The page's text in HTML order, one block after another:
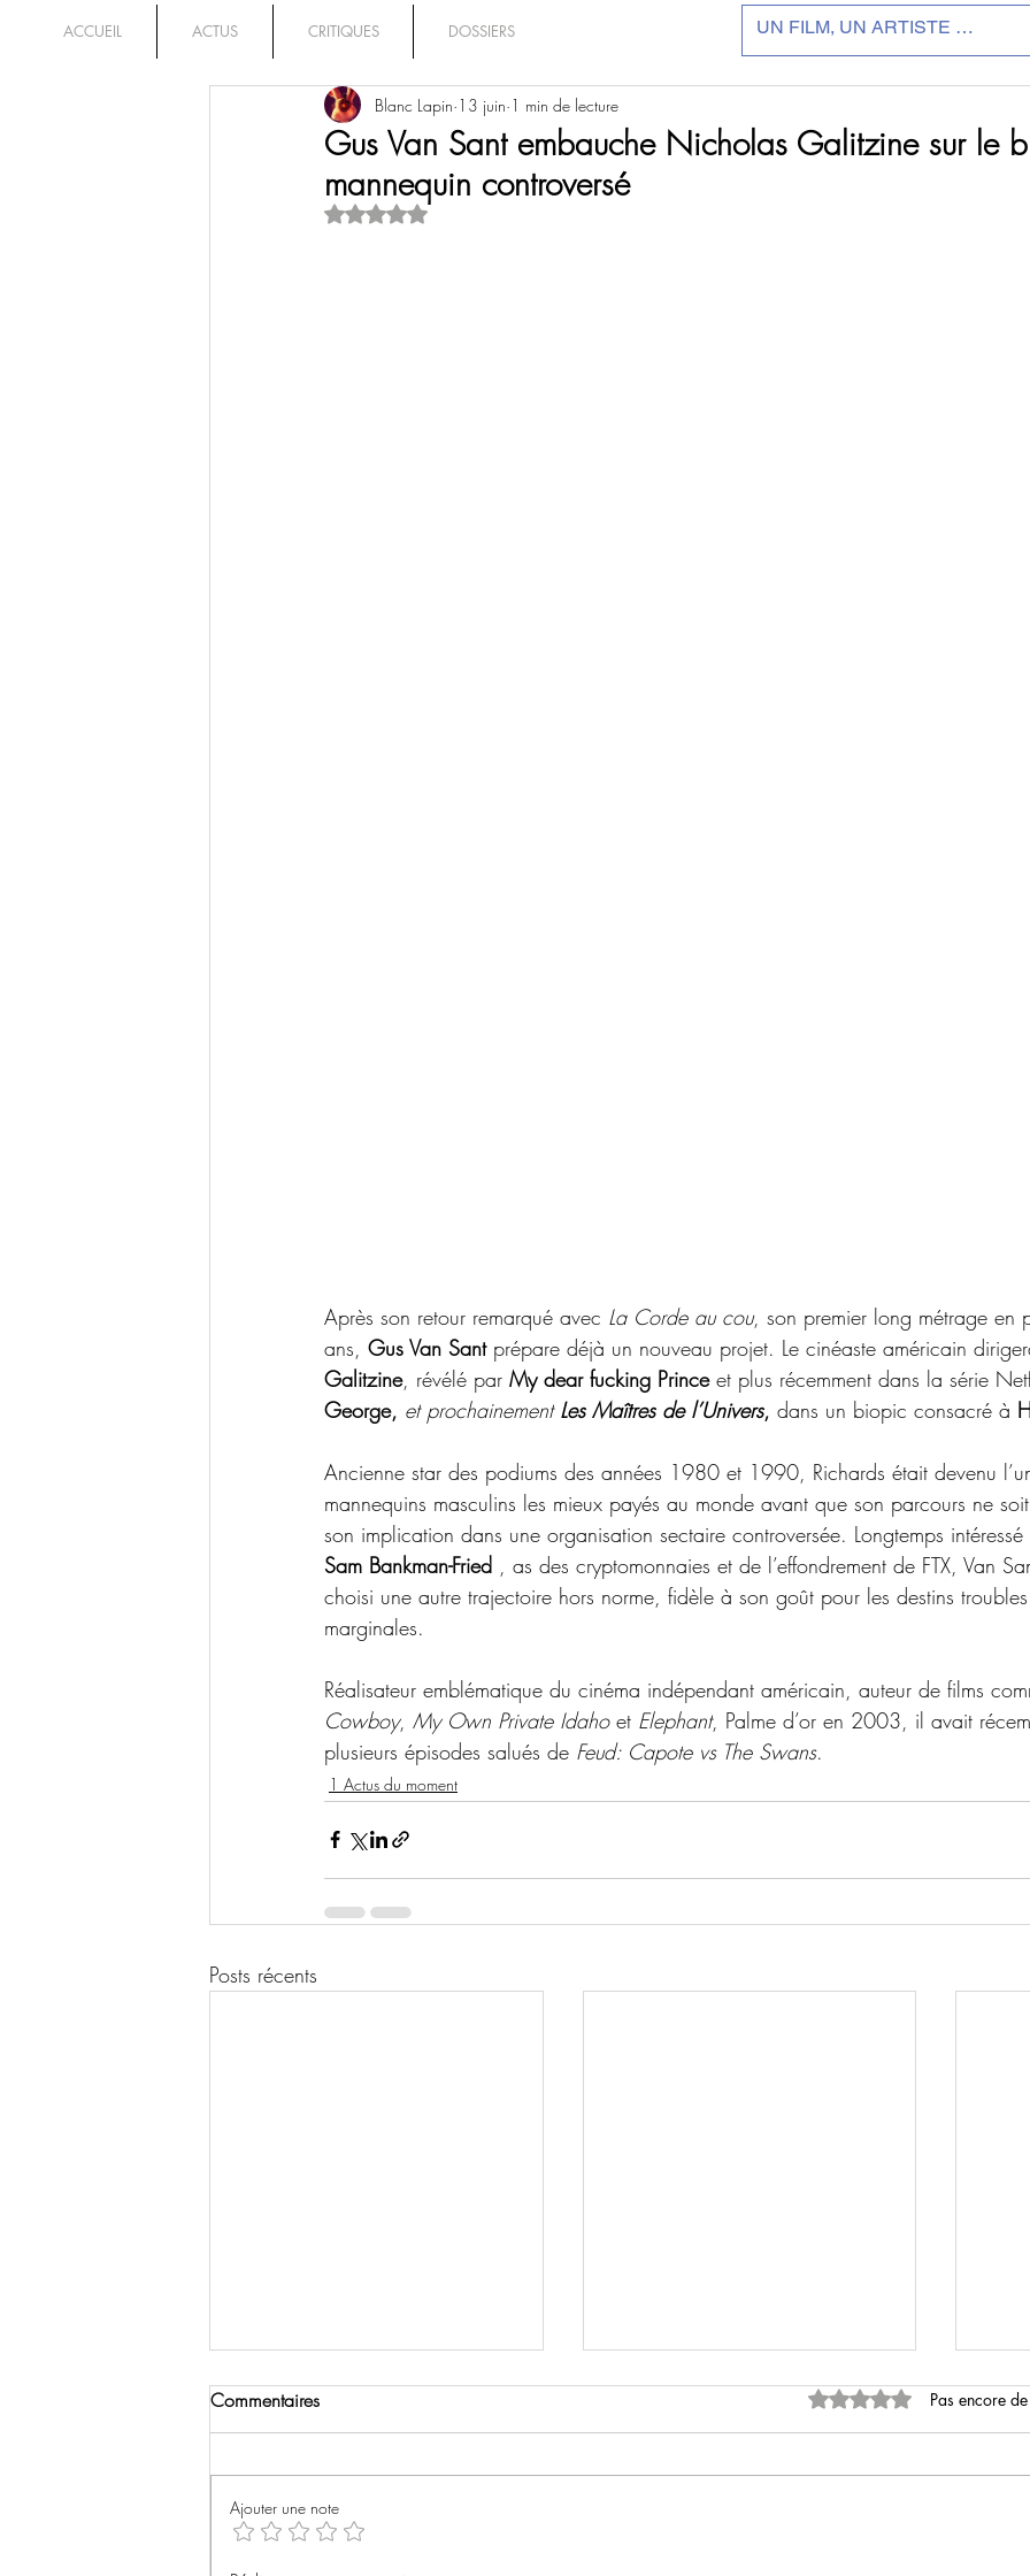
ACCUEIL ACTUS CRITIQUES DOSSIERS
Gus Van Sant embauche Nicholas Galitzine sur le
mannequin controversé
Blanc Lapin 13 juin 1 min de lecture
Noté NaN étoiles sur 5.
Après son retour remarqué avec La Corde au cou, son premier long métrage en
ans, Gus Van Sant prépare déjà un nouveau projet. Le cinéaste américain
Galitzine, révélé par My dear fucking Prince et plus récemment dans la série
George, et prochainement Les Maîtres de l’Univers, dans un biopic consacré à
Ancienne star des podiums des années 1980 et 1990, Richards était devenu
mannequins masculins les mieux payés au monde avant que son parcours ne
son implication dans une organisation sectaire controversée. Longtemps
Sam Bankman-Fried , as des cryptomonnaies et de l’effondrement de FTX, Van
choisi une autre trajectoire hors norme, fidèle à son goût pour les destins
marginales.
Réalisateur emblématique du cinéma indépendant américain, auteur de films
Cowboy, My Own Private Idaho et Elephant, Palme d’or en 2003, il avait
plusieurs épisodes salués de Feud: Capote vs The Swans.
1 Actus du moment
Posts récents
Commentaires Noté 0 étoile sur 5.
Pas encore
Ajouter une note